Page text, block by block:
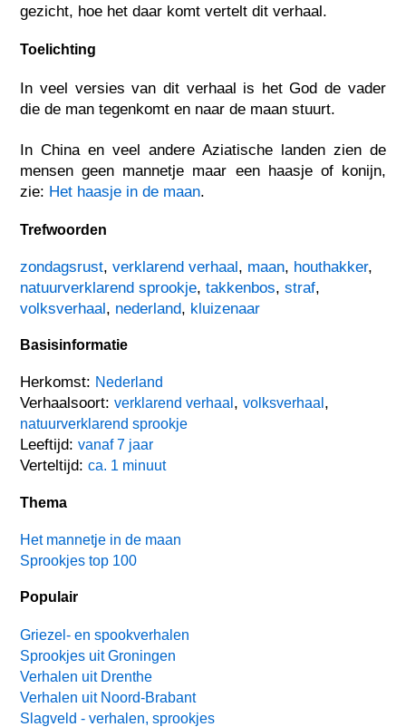
gezicht, hoe het daar komt vertelt dit verhaal.
Toelichting
In veel versies van dit verhaal is het God de vader
die de man tegenkomt en naar de maan stuurt.
In China en veel andere Aziatische landen zien de
mensen geen mannetje maar een haasje of konijn,
zie: Het haasje in de maan.
Trefwoorden
zondagsrust,verklarend verhaal, maan, houthakker,
natuurverklarend sprookje,takkenbos,straf,
volksverhaal, nederland, kluizenaar
Basisinformatie
Herkomst: Nederland
Verhaalsoort:verklarend verhaal ,volksverhaal ,
natuurverklarend sprookje
Leeftijd:vanaf 7 jaar
Verteltijd:ca. 1 minuut
Thema
Het mannetje in de maan
Sprookjes top 100
Populair
Griezel- en spookverhalen
Sprookjes uit Groningen
Verhalen uit Drenthe
Verhalen uit Noord-Brabant
Slagveld - verhalen, sprookjes